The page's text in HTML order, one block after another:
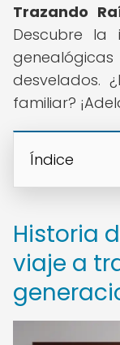
Trazando
Descubre la
desvelados.
familiar?
Índice
Historia
viaje a